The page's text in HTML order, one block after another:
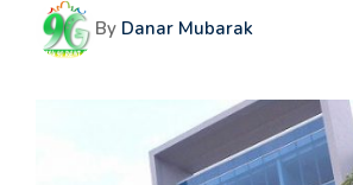
By Danar Mubarak